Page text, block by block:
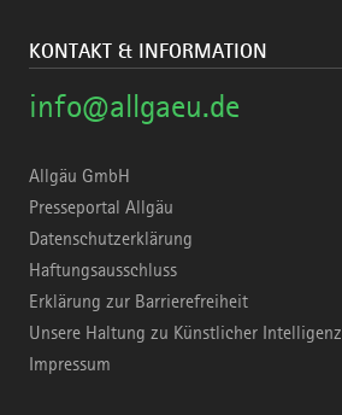
KONTAKT & INFORMATION
info@allgaeu.de
Allgäu GmbH
Presseportal Allgäu
Datenschutzerklärung
Haftungsausschluss
Erklärung zur Barrierefreiheit
Unsere Haltung zu Künstlicher Intelligenz
Impressum